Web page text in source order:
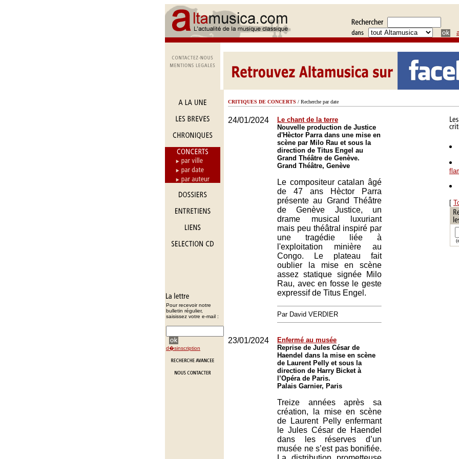
Pour recevoir notre
bulletin régulier,
saisissez votre e-mail :
d�sinscription
CRITIQUES DE CONCERTS / Recherche par date
24/01/2024
Le chant de la terre
Nouvelle production de Justice
d'Hèctor Parra dans une mise en
scène par Milo Rau et sous la
direction de Titus Engel au
Grand Théâtre de Genève.
Grand Théâtre, Genève
Le compositeur catalan âgé
de 47 ans Hèctor Parra
présente au Grand Théâtre
de Genève Justice, un
drame musical luxuriant
mais peu théâtral inspiré par
une tragédie liée à
l'exploitation minière au
Congo. Le plateau fait
oublier la mise en scène
assez statique signée Milo
Rau, avec en fosse le geste
expressif de Titus Engel.
Par David VERDIER
23/01/2024
Enfermé au musée
Reprise de Jules César de
Haendel dans la mise en scène
de Laurent Pelly et sous la
direction de Harry Bicket à
l’Opéra de Paris.
Palais Garnier, Paris
Treize années après sa
création, la mise en scène
de Laurent Pelly enfermant
le Jules César de Haendel
dans les réserves d’un
musée ne s’est pas bonifiée.
[